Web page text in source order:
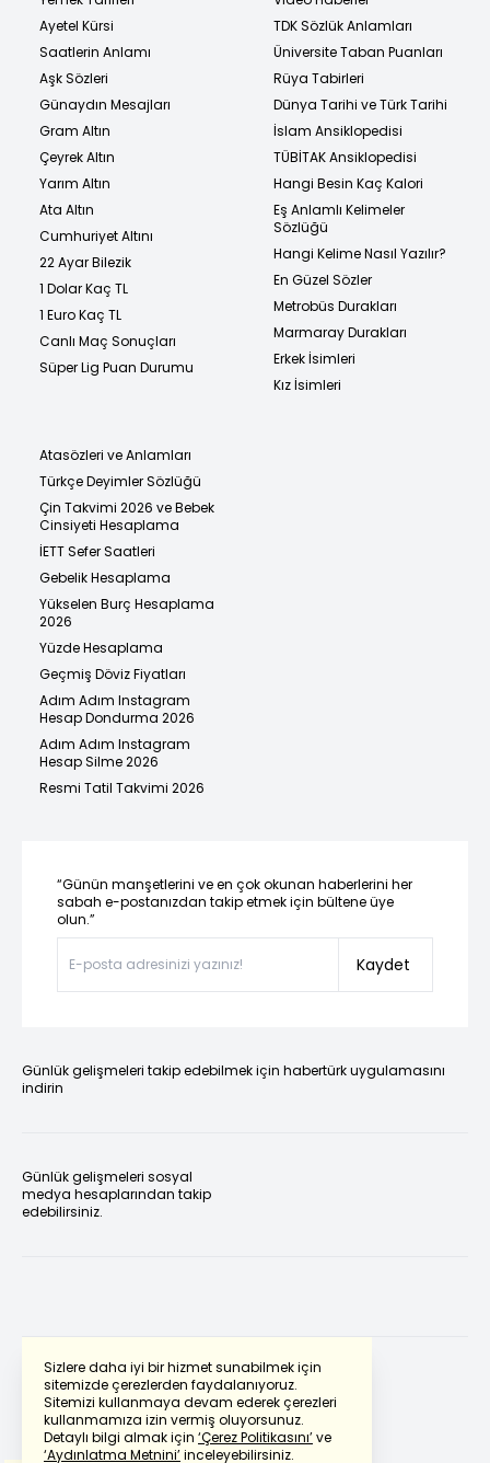
Sizlere daha iyi bir hizmet sunabilmek için
sitemizde çerezlerden faydalanıyoruz.
Sitemizi kullanmaya devam ederek çerezleri
kullanmamıza izin vermiş oluyorsunuz.
Detaylı bilgi almak için ‘Çerez Politikasını’ve
‘Aydınlatma Metnini’inceleyebilirsiniz.
Ayetel Kürsi
Saatlerin Anlamı
Aşk Sözleri
Günaydın Mesajları
Gram Altın
Çeyrek Altın
Yarım Altın
Ata Altın
Cumhuriyet Altını
22 Ayar Bilezik
1 Dolar Kaç TL
1 Euro Kaç TL
Canlı Maç Sonuçları
Süper Lig Puan Durumu
TDK Sözlük Anlamları
Üniversite Taban Puanları
Rüya Tabirleri
Dünya Tarihi ve Türk Tarihi
İslam Ansiklopedisi
TÜBİTAK Ansiklopedisi
Hangi Besin Kaç Kalori
Eş Anlamlı Kelimeler
Sözlüğü
Hangi Kelime Nasıl Yazılır?
En Güzel Sözler
Metrobüs Durakları
Marmaray Durakları
Erkek İsimleri
Kız İsimleri
Atasözleri ve Anlamları
Türkçe Deyimler Sözlüğü
Çin Takvimi 2026 ve Bebek
Cinsiyeti Hesaplama
İETT Sefer Saatleri
Gebelik Hesaplama
Yükselen Burç Hesaplama
2026
Yüzde Hesaplama
Geçmiş Döviz Fiyatları
Adım Adım Instagram
Hesap Dondurma 2026
Adım Adım Instagram
Hesap Silme 2026
Resmi Tatil Takvimi 2026
“Günün manşetlerini ve en çok okunan haberlerini her
sabah e-postanızdan takip etmek için bültene üye
olun.”
Kaydet
Günlük gelişmeleri takip edebilmek için habertürk uygulamasını
indirin
Günlük gelişmeleri sosyal
medya hesaplarından takip
edebilirsiniz.
Powered by Translate